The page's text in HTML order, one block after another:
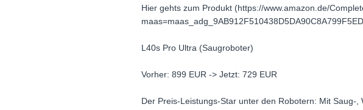
Hier gehts zum Produkt (https://www.amazon.de/
L40s Pro Ultra (Saugroboter)
Vorher: 899 EUR -> Jetzt: 729 EUR
Der Preis-Leistungs-Star unter den Robotern: Mit Saug-